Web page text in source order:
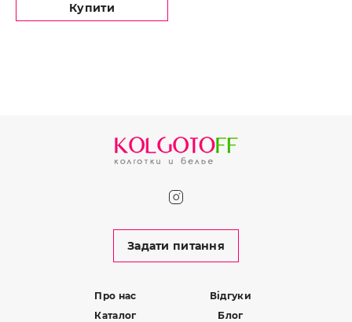
Купити
Задати питання
Про нас
Каталог
Відгуки
Блог